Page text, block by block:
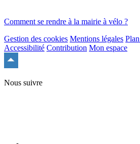
Comment se rendre à la mairie à vélo ?
Gestion des cookies Mentions légales
Accessibilité Contribution Mon espace
du
Nous suivre